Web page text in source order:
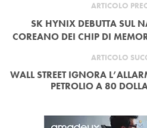
ARTICOLO
SK HYNIX DEBUTTA SUL
COREANO DEI CHIP DI
ARTICOLO
WALL STREET IGNORA
PETROLIO A 80